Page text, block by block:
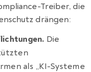
Treiber, die
drängen:
Die
als „KI-Systeme